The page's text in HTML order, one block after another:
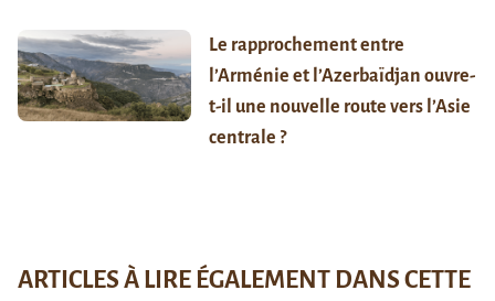
Le rapprochement entre
l’Arménie et l’Azerbaïdjan ouvre-
t-il une nouvelle route vers l’Asie
centrale ?
ARTICLES À LIRE ÉGALEMENT DANS CETTE